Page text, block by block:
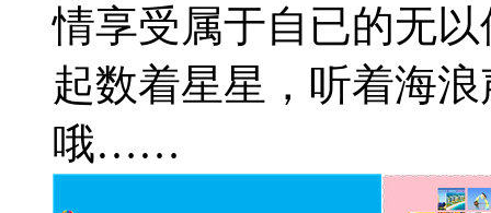
情享受属于自已的无
起数着星星，听着海
哦……